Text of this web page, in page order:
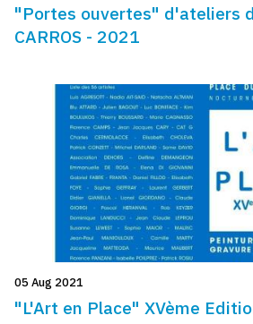
"Portes ouvertes" d'ateliers
CARROS - 2021
05 Aug 2021
"L'Art en Place" XVème